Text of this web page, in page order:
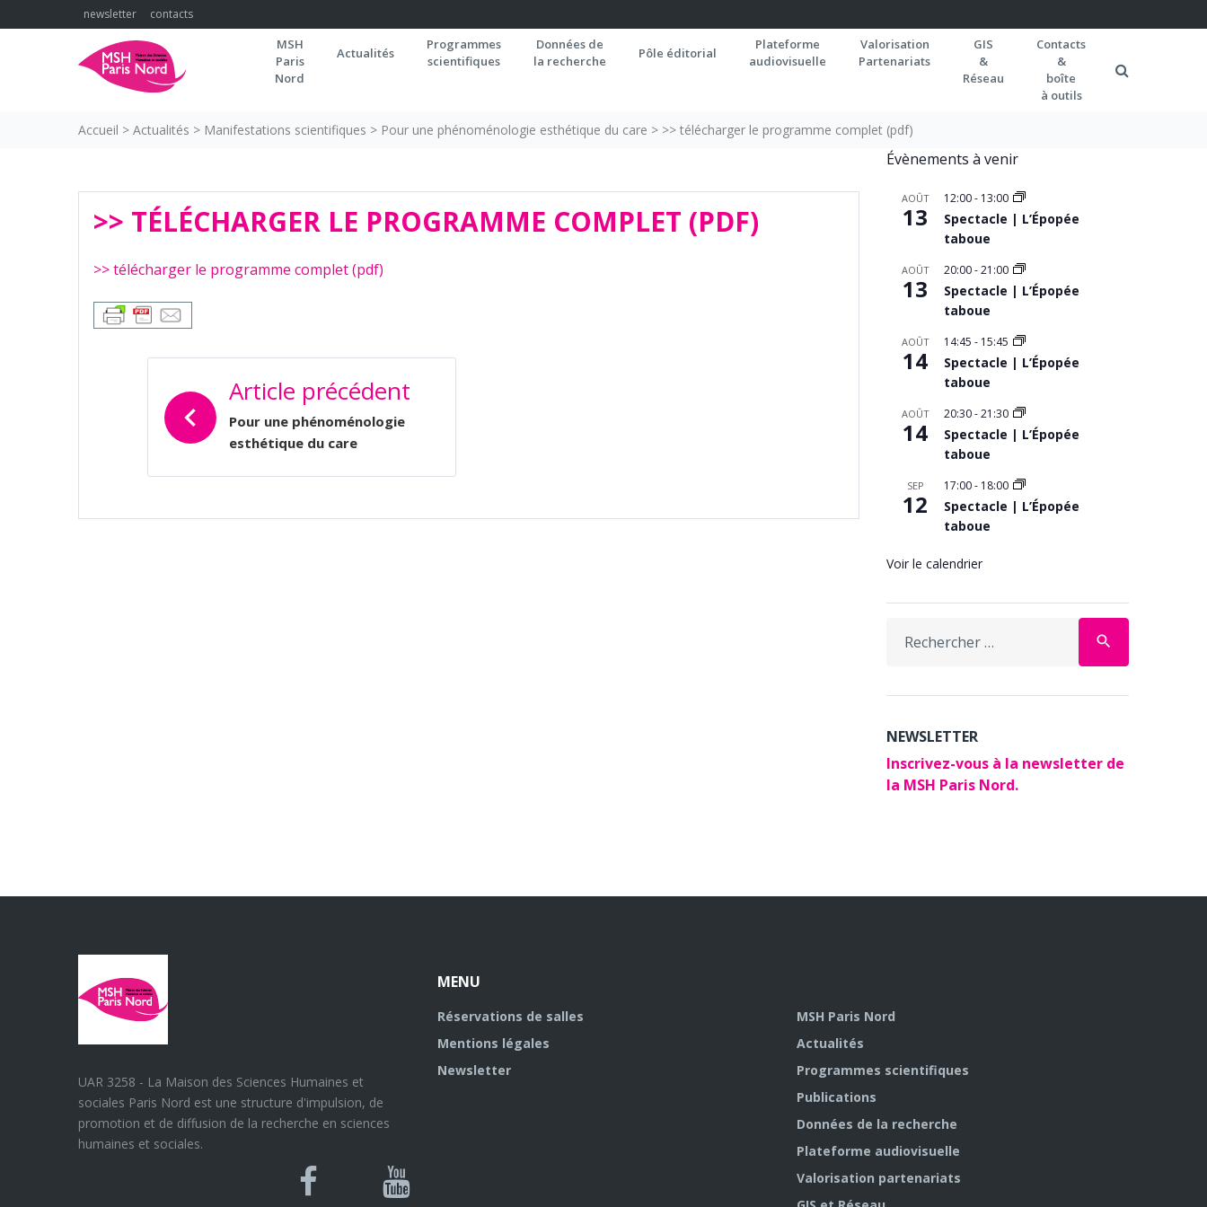
to
newsletter contacts
MSH
Paris
Nord
Actualités
Programmes
scientifiques
Données de
la recherche
Pôle éditorial
Plateforme
audiovisuelle
Valorisation
Partenariats
GIS
&
Réseau
Contacts
&
boîte
à outils
Accueil > Actualités > Manifestations scientifiques > Pour une phénoménologie esthétique du care > >> télécharger le programme complet (pdf)
>> TÉLÉCHARGER LE PROGRAMME COMPLET (PDF)
>> télécharger le programme complet (pdf)
DE
L’ARTICLE
Article précédent
Pour une phénoménologie
esthétique du care
Évènements à venir
AOÛT
13
12:00- 13:00
Spectacle | L’Épopée
taboue
AOÛT
13
20:00-21:00
Spectacle | L’Épopée
taboue
AOÛT
14
14:45 - 15:45
Spectacle | L’Épopée
taboue
AOÛT
14
20:30-21:30
Spectacle | L’Épopée
taboue
SEP
12
17:00- 18:00
Spectacle | L’Épopée
taboue
Voir le calendrier
for:
search
NEWSLETTER
Inscrivez-vous à la newsletter de
la MSH Paris Nord.
UAR 3258 - La Maison des Sciences Humaines et
sociales Paris Nord est une structure d'impulsion, de
promotion et de diffusion de la recherche en sciences
humaines et sociales.
Bluesky
Canal
MENU
Réservations de salles
Mentions légales
Newsletter
MSH Paris Nord
Actualités
Programmes scientifiques
Publications
Données de la recherche
Plateforme audiovisuelle
Valorisation partenariats